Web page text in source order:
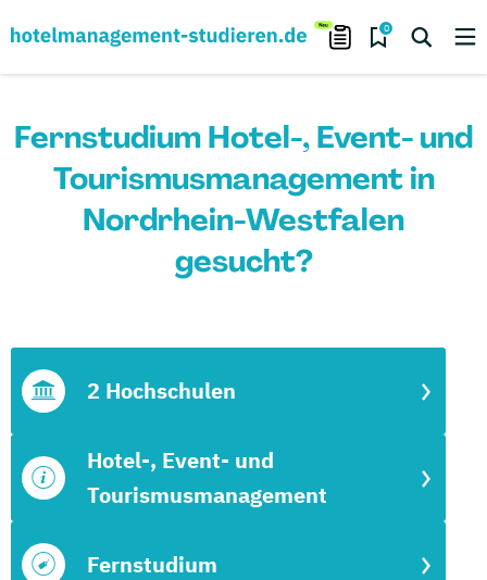
0
Fernstudium Hotel-, Event- und
Tourismusmanagement in
Nordrhein-Westfalen
gesucht?
Fernstudium
Hotel-, Event- und
Tourismusmanagement
2 Hochschulen